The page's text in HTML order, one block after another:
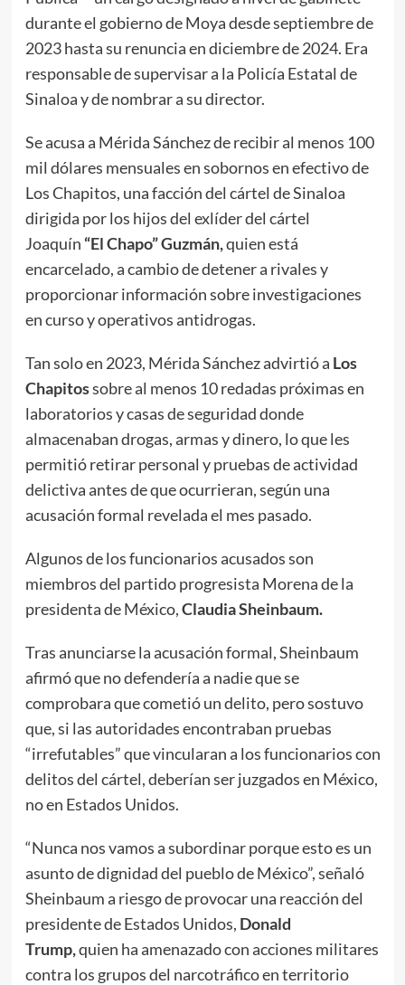
durante el gobierno de Moya desde septiembre de
2023 hasta su renuncia en diciembre de 2024. Era
responsable de supervisar a la Policía Estatal de
Sinaloa y de nombrar a su director.
Se acusa a Mérida Sánchez de recibir al menos 100
mil dólares mensuales en sobornos en efectivo de
Los Chapitos, una facción del cártel de Sinaloa
dirigida por los hijos del exlíder del cártel
Joaquín “El Chapo” Guzmán,quien está
encarcelado, a cambio de detener a rivales y
proporcionar información sobre investigaciones
en curso y operativos antidrogas.
Tan solo en 2023, Mérida Sánchez advirtió a Los
Chapitossobre al menos 10 redadas próximas en
laboratorios y casas de seguridad donde
almacenaban drogas, armas y dinero, lo que les
permitió retirar personal y pruebas de actividad
delictiva antes de que ocurrieran, según una
acusación formal revelada el mes pasado.
Algunos de los funcionarios acusados son
miembros del partido progresista Morena de la
presidenta de México,Claudia Sheinbaum.
Tras anunciarse la acusación formal, Sheinbaum
afirmó que no defendería a nadie que se
comprobara que cometió un delito, pero sostuvo
que, si las autoridades encontraban pruebas
“irrefutables” que vincularan a los funcionarios con
delitos del cártel, deberían ser juzgados en México,
no en Estados Unidos.
“Nunca nos vamos a subordinar porque esto es un
asunto de dignidad del pueblo de México”, señaló
Sheinbaum a riesgo de provocar una reacción del
presidente de Estados Unidos, Donald
Trump,quien ha amenazado con acciones militares
contra los grupos del narcotráfico en territorio